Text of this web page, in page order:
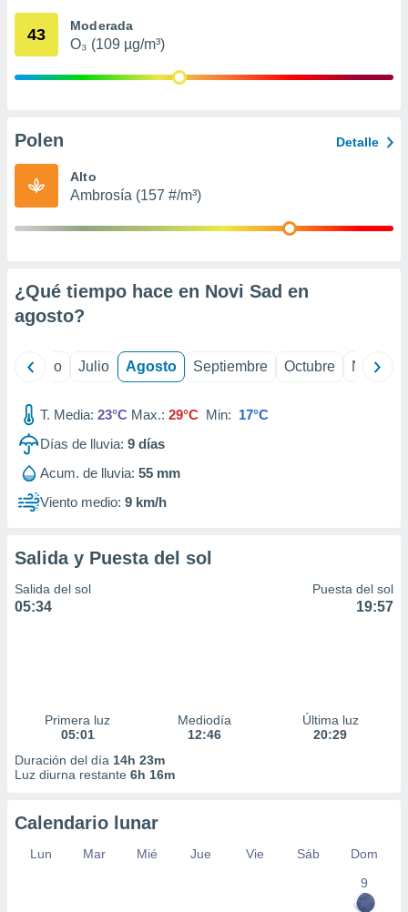
e
publicidad
1199
43 Moderada
O₃ (109 µg/m³)
Polen Detalle
Alto
Ambrosía (157 #/m³)
¿Qué tiempo hace en Novi Sad en
agosto?
Junio Julio Agosto Septiembre Octubre
T. Media: 23°C Max.: 29°C Min: 17°C
Días de lluvia: 9 días
Acum. de lluvia: 55 mm
Viento medio: 9 km/h
Salida y Puesta del sol
Salida del sol
05:34
Puesta del sol
19:57
Primera luz
05:01
Mediodía
12:46
Última luz
20:29
Duración del día 14h 23m
Luz diurna restante 6h 16m
Calendario lunar
Lun Mar Mié Jue Vie Sáb
Dom
9